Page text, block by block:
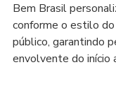
Bem Brasil
conforme o estilo
público, garantindo
envolvente do início